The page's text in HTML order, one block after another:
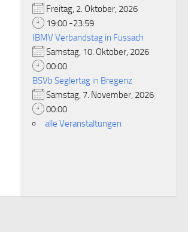
Freitag, 2. Oktober, 2026
19:00 -23:59
IBMV Verbandstag in Fussach
Samstag, 10. Oktober, 2026
00:00
BSVb Seglertag in Bregenz
Samstag, 7. November, 2026
00:00
alle Veranstaltungen